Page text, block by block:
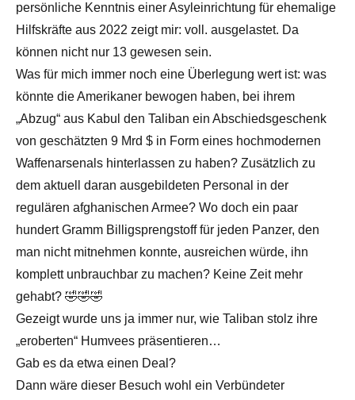
persönliche Kenntnis einer Asyleinrichtung für ehemalige
Hilfskräfte aus 2022 zeigt mir: voll. ausgelastet. Da
können nicht nur 13 gewesen sein.
Was für mich immer noch eine Überlegung wert ist: was
könnte die Amerikaner bewogen haben, bei ihrem
„Abzug“ aus Kabul den Taliban ein Abschiedsgeschenk
von geschätzten 9 Mrd $ in Form eines hochmodernen
Waffenarsenals hinterlassen zu haben? Zusätzlich zu
dem aktuell daran ausgebildeten Personal in der
regulären afghanischen Armee? Wo doch ein paar
hundert Gramm Billigsprengstoff für jeden Panzer, den
man nicht mitnehmen konnte, ausreichen würde, ihn
komplett unbrauchbar zu machen? Keine Zeit mehr
gehabt? 🤣🤣🤣
Gezeigt wurde uns ja immer nur, wie Taliban stolz ihre
„eroberten“ Humvees präsentieren…
Gab es da etwa einen Deal?
Dann wäre dieser Besuch wohl ein Verbündeter